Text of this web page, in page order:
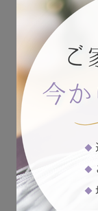
違う事で、
それは当時の私
世の中には様々
に利用していま
葬儀屋さんとい
るのかと
衝撃を受けまし